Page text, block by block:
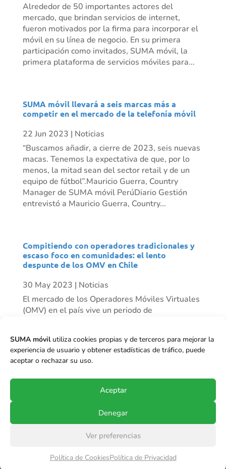
SUMA móvilutiliza cookies propias y de terceros para mejorar la
experiencia de usuario y obtener estadísticas de tráfico, puede
aceptar o rechazar su uso.
Aceptar
Denegar
Ver preferencias
Política de CookiesPolítica de Privacidad
Alrededor de 50 importantes actores del
mercado, que brindan servicios de internet,
fueron motivados por la firma para incorporar el
móvil en su línea de negocio. En su primera
participación como invitados, SUMA móvil, la
primera plataforma de servicios móviles para...
SUMA móvil llevará a seis marcas más a
competir en el mercado de la telefonía móvil
22 Jun 2023 | Noticias
“Buscamos añadir, a cierre de 2023, seis nuevas
macas. Tenemos la expectativa de que, por lo
menos, la mitad sean del sector retail y de un
equipo de fútbol”.Mauricio Guerra, Country
Manager de SUMA móvil PerúDiario Gestión
entrevistó a Mauricio Guerra, Country...
Compitiendo con operadores tradicionales y
escaso foco en comunidades: el lento
despunte de los OMV en Chile
30 May 2023 | Noticias
El mercado de los Operadores Móviles Virtuales
(OMV) en el país vive un periodo de
Mundo Móvil que ha tenido un crecimiento
importante de clientes en el último tiempo, y se
proyecta...
Todos los derechos reservados.